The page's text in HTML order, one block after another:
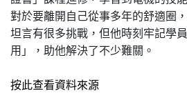
對於要離開自己從事多年的舒適圈
坦言有很多挑戰，但他時刻牢記學
用」，助他解決了不少難關。
按此查看資料來源